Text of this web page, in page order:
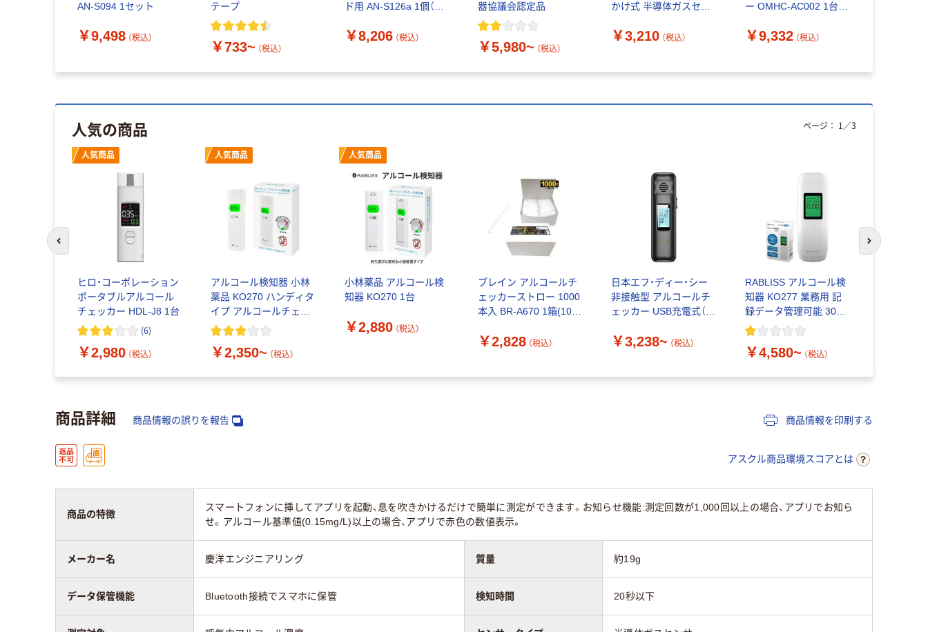
AN-S094 1セット
￥9,498 （税込）
テープ
￥733~ （税込）
ド用 AN-S126a 1個（直
￥8,206 （税込）
器協議会認定品
￥5,980~ （税込）
かけ式 半導体ガスセン
HCS-ACS01BK エレコ
￥3,210 （税込）
ー OMHC-AC002 1台
￥9,332 （税込）
人気の商品
人気商品
ヒロ・コーポレーション
ポータブルアルコール
チェッカー HDL-J8 1台
(6)
￥2,980 （税込）
人気商品
アルコール検知器 小林
薬品 KO270 ハンディタ
イプ アルコールチェッ
ク アルコール濃度計 飲
￥2,350~ （税込）
人気商品
小林薬品 アルコール検
知器 KO270 1台
￥2,880 （税込）
ブレイン アルコールチ
ェッカーストロー 1000
本入 BR-A670 1箱(1000
￥2,828 （税込）
日本エフ・ディー・シー
非接触型 アルコールチ
ェッカー USB充電式（半
￥3,238~ （税込）
RABLISS アルコール検
知器 KO277 業務用 記
録データ管理可能 3000
回測定 飲酒運転防止 ブ
￥4,580~ （税込）
ページ： 1 ／3
次のスライド
商品詳細 商品情報の誤りを報告 商品情報を印刷する
アスクル商品環境スコアとは
商品の特徴
スマートフォンに挿してアプリを起動、息を吹きかけるだけで簡単に測定ができます。お知らせ機能:測定回数が1,000回以上の場合、アプリでお知ら
せ。アルコール基準値(0.15mg/L)以上の場合、アプリで赤色の数値表示。
メーカー名 慶洋エンジニアリング 質量 約19g
データ保管機能 Bluetooth接続でスマホに保管 検知時間 20秒以下